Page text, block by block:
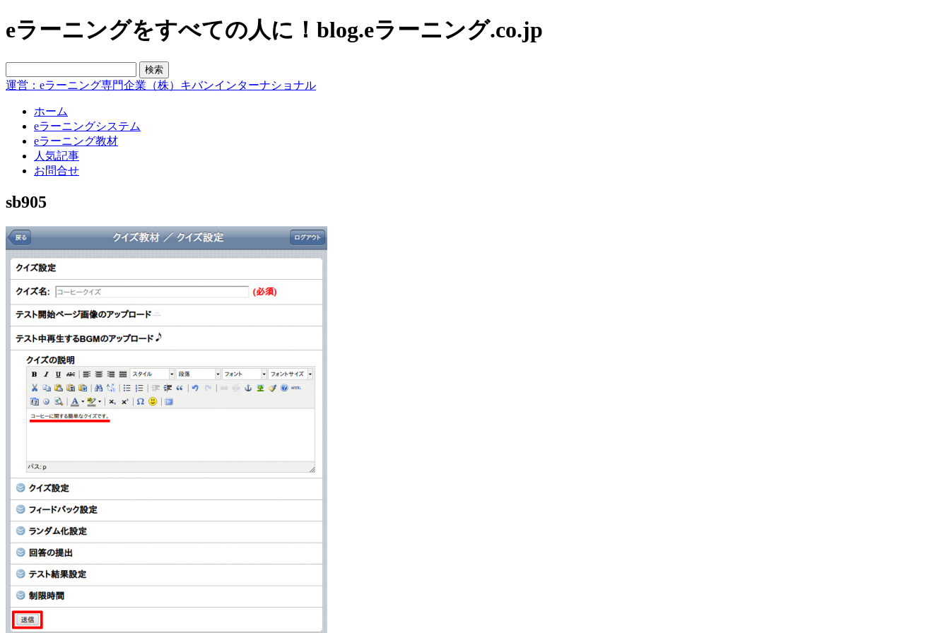
eラーニングをすべての人に！blog.eラーニング.co.jp
運営：eラーニング専門企業（株）キバンインターナショナル
ホーム
eラーニングシステム
eラーニング教材
人気記事
お問合せ
sb905